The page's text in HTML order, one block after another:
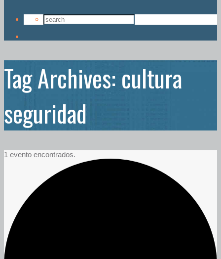
Tag Archives: cultura
seguridad
1 evento encontrados.